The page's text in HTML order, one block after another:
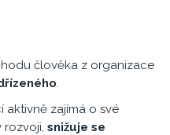
člověka z organizace
.
aktivně zajímá o své
snižuje se